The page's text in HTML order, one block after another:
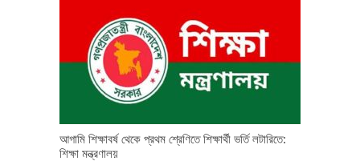
আগামি শিক্ষাবর্ষ থেকে প্রথম শ্রেণিতে শিক্ষার্থী ভর্তি লটারিতে:
শিক্ষা মন্ত্রণালয়